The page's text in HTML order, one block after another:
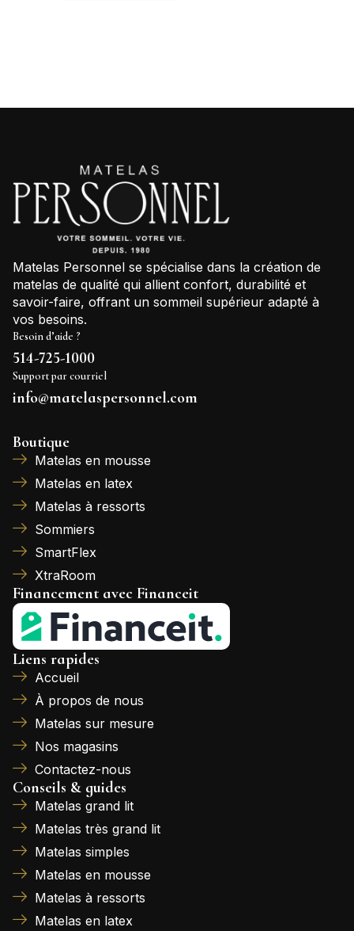
Matelas Personnel se spécialise dans la création de
matelas de qualité qui allient confort, durabilité et
savoir-faire, offrant un sommeil supérieur adapté à
vos besoins.
Besoin d’aide ?
514-725-1000
Support par courriel
info@matelaspersonnel.com
Boutique
Matelas en mousse
Matelas en latex
Matelas à ressorts
Sommiers
SmartFlex
XtraRoom
Financement avec Financeit
Liens rapides
Accueil
À propos de nous
Matelas sur mesure
Nos magasins
Contactez-nous
Conseils & guides
Matelas grand lit
Matelas très grand lit
Matelas simples
Matelas en mousse
Matelas à ressorts
Matelas en latex